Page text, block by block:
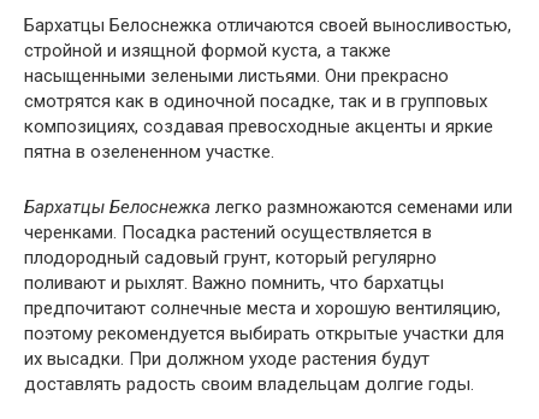
Бархатцы Белоснежка отличаются своей выносливостью,
стройной и изящной формой куста, а также
насыщенными зелеными листьями. Они прекрасно
смотрятся как в одиночной посадке, так и в групповых
композициях, создавая превосходные акценты и яркие
пятна в озелененном участке.
Бархатцы Белоснежка легко размножаются семенами или
черенками. Посадка растений осуществляется в
плодородный садовый грунт, который регулярно
поливают и рыхлят. Важно помнить, что бархатцы
предпочитают солнечные места и хорошую вентиляцию,
поэтому рекомендуется выбирать открытые участки для
их высадки. При должном уходе растения будут
доставлять радость своим владельцам долгие годы.